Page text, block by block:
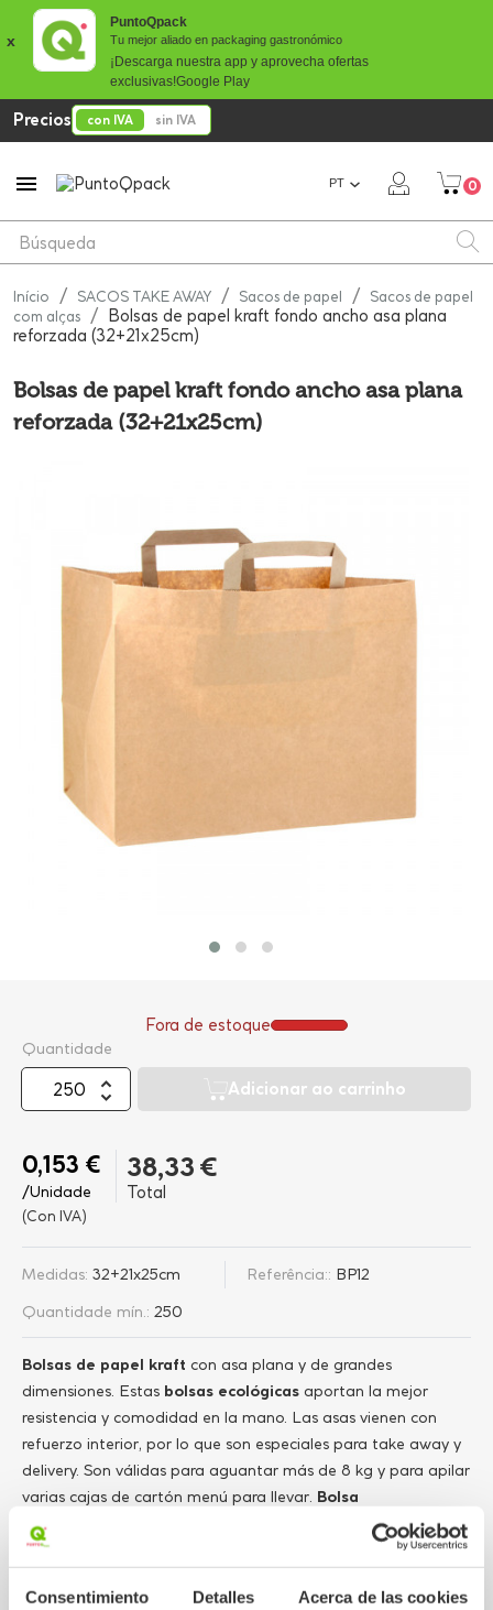
Consentimiento Detalles Acerca de las cookies
x
PuntoQpack
Tu mejor aliado en packaging gastronómico
¡Descarga nuestra app y aprovecha ofertas
exclusivas!Google Play
Precios con IVA sin IVA
 PT 0
Início SACOS TAKE AWAY Sacos de papel
Sacos de papel
com alças
Bolsas de papel kraft fondo ancho asa plana
reforzada (32+21x25cm)
Bolsas de papel kraft fondo ancho asa plana
reforzada (32+21x25cm)
0,153 €
/Unidade
(Con IVA)
38,33 €
Total
Bolsas de papel kraft con asa plana y de grandes
dimensiones. Estas bolsas ecológicas aportan la mejor
resistencia y comodidad en la mano. Las asas vienen con
refuerzo interior, por lo que son especiales para take away y
delivery. Son válidas para aguantar más de 8 kg y para apilar
varias cajas de cartón menú para llevar. Bolsa
personalizable
con tu imagen de marca está disponible a
partir de 250 unidades. Pregúntanos si lo deseas.
Quantidade
Adicionar ao carrinho
Medidas: 32+21x25cm Referência:: BP12
Quantidade mín.: 250
Personaliza este producto
Fora de estoque